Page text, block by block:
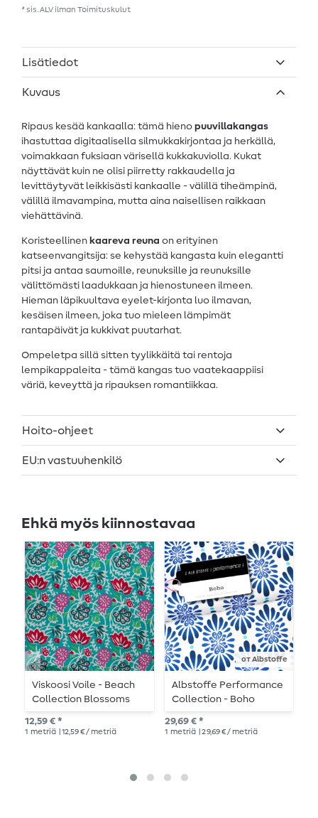
* sis. ALV ilman Toimituskulut
Lisätiedot
Kuvaus
Ripaus kesää kankaalla: tämä hieno puuvillakangas
ihastuttaa digitaalisella silmukkakirjontaa ja herkällä,
voimakkaan fuksiaan värisellä kukkakuviolla. Kukat
näyttävät kuin ne olisi piirretty rakkaudella ja
levittäytyvät leikkisästi kankaalle - välillä tiheämpinä,
välillä ilmavampina, mutta aina naisellisen raikkaan
viehättävinä.
Koristeellinen kaareva reuna on erityinen
katseenvangitsija: se kehystää kangasta kuin elegantti
pitsi ja antaa saumoille, reunuksille ja reunuksille
välittömästi laadukkaan ja hienostuneen ilmeen.
Hieman läpikuultava eyelet-kirjonta luo ilmavan,
kesäisen ilmeen, joka tuo mieleen lämpimät
rantapäivät ja kukkivat puutarhat.
Ompeletpa sillä sitten tyylikkäitä tai rentoja
lempikappaleita - tämä kangas tuo vaatekaappiisi
väriä, keveyttä ja ripauksen romantiikkaa.
Hoito-ohjeet
EU:n vastuuhenkilö
Ehkä myös kiinnostavaa
Viskoosi Voile - Beach
Collection Blossoms
turkoosi
12,59 € *
1 metriä | 12,59 € / metriä
от Albstoffe
Albstoffe Performance
Collection - Boho
Valkoinen
29,69 € *
1 metriä | 29,69 € / metriä